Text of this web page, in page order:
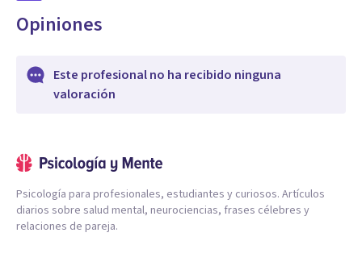
Opiniones
Este profesional no ha recibido ninguna
valoración
Psicología para profesionales, estudiantes y curiosos. Artículos
diarios sobre salud mental, neurociencias, frases célebres y
relaciones de pareja.